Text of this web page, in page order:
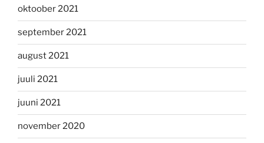
oktoober 2021
september 2021
august 2021
juuli 2021
juuni 2021
november 2020